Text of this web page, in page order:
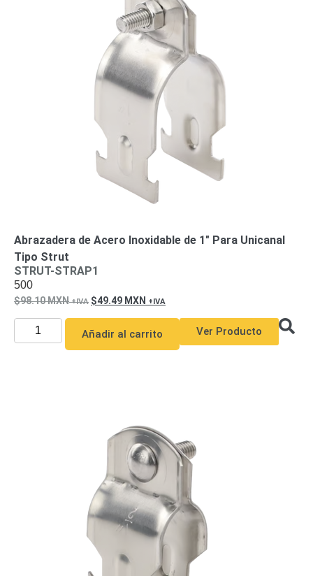
Abrazadera de Acero Inoxidable de 1″ Para Unicanal
Tipo Strut
STRUT-STRAP1
500
98.10MXN 49.49 MXN
Añadir al carrito Ver Producto